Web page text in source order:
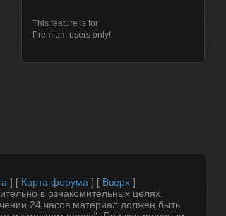
This feature is for
Premium users only!
] [ Карта форума] [ Вверх]
в ознакомительных целях.
24 часов материал должен быть